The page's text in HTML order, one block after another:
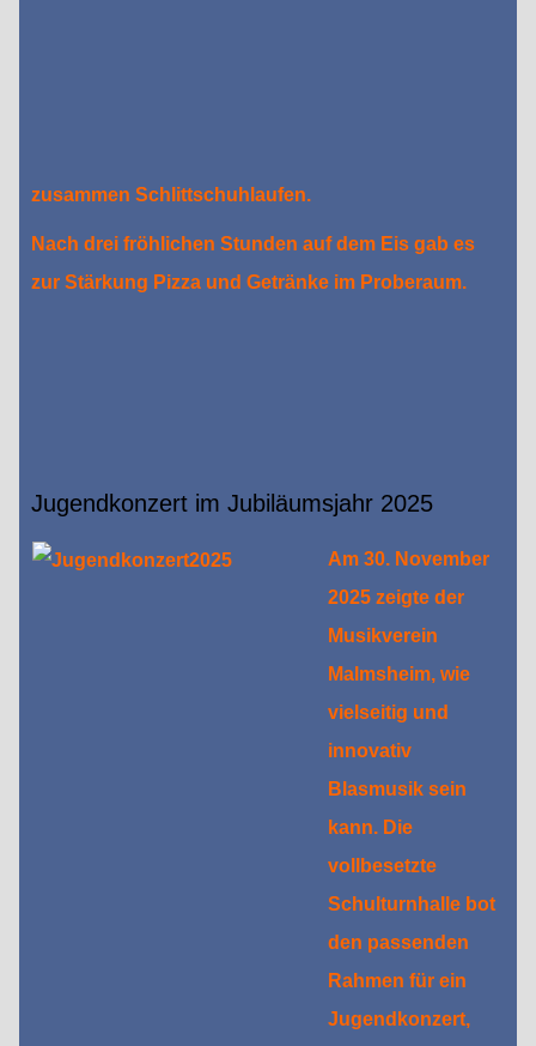
zusammen Schlittschuhlaufen.
Nach drei fröhlichen Stunden auf dem Eis gab es
zur Stärkung Pizza und Getränke im Proberaum.
Jugendkonzert im Jubiläumsjahr 2025
Am 30. November
2025 zeigte der
Musikverein
Malmsheim, wie
vielseitig und
innovativ
Blasmusik sein
kann. Die
vollbesetzte
Schulturnhalle bot
den passenden
Rahmen für ein
Jugendkonzert,